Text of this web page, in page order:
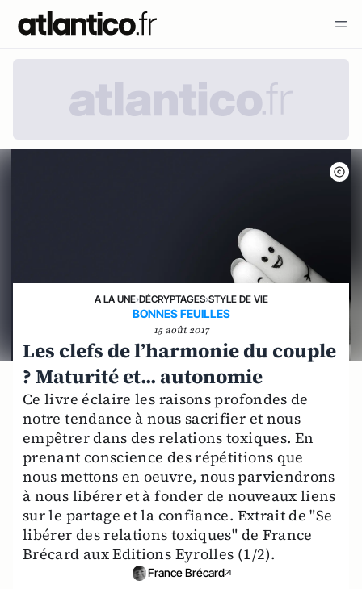
A LA UNE›DÉCRYPTAGES›STYLE DE VIE
BONNES FEUILLES
15 août 2017
Les clefs de l’harmonie du couple
? Maturité et... autonomie
Ce livre éclaire les raisons profondes de
notre tendance à nous sacrifier et nous
empêtrer dans des relations toxiques. En
prenant conscience des répétitions que
nous mettons en oeuvre, nous parviendrons
à nous libérer et à fonder de nouveaux liens
sur le partage et la confiance. Extrait de "Se
libérer des relations toxiques" de France
Brécard aux Editions Eyrolles (1/2).
France Brécard